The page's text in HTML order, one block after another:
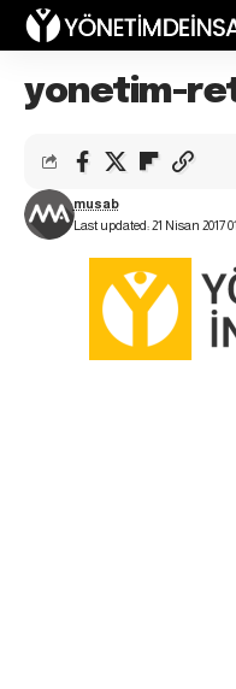
yonetim-
Last updated: 21 Nisan 2017
musab